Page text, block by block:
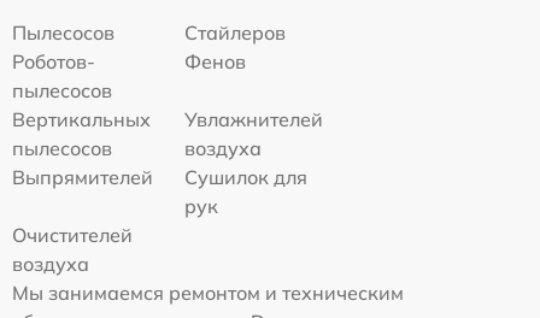
Пылесосов
Стайлеров
Роботов-
пылесосов
Фенов
Вертикальных
пылесосов
Увлажнителей
воздуха
Выпрямителей
Сушилок для
рук
Очистителей
воздуха
Мы занимаемся ремонтом и техническим